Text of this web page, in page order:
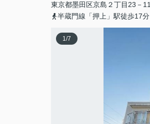
東京都墨田区京島 ２丁目23－11
半蔵門線「押上」駅徒歩17分
1/7